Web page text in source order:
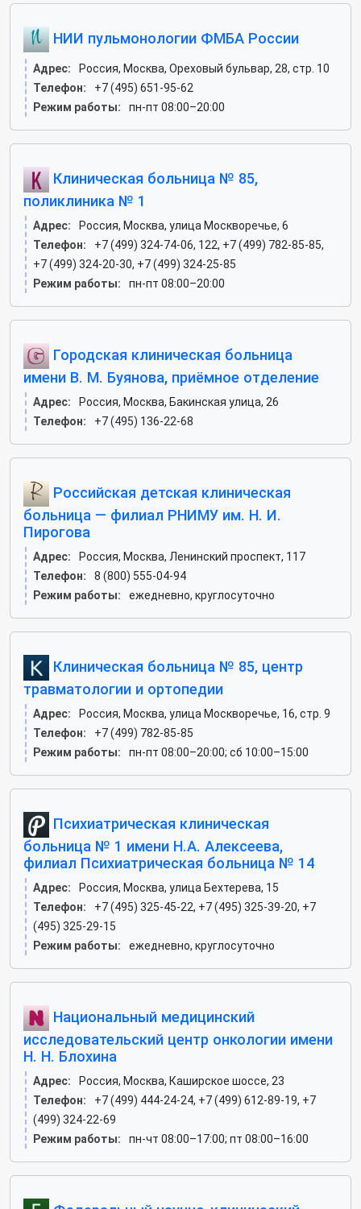
НИИ пульмонологии ФМБА России
Адрес:
Россия, Москва, Ореховый бульвар, 28, стр. 10
Телефон:
+7 (495) 651-95-62
Режим работы:
пн-пт 08:00–20:00
Клиническая больница № 85,
поликлиника № 1
Адрес:
Россия, Москва, улица Москворечье, 6
Телефон:
+7 (499) 324-74-06, 122, +7 (499) 782-85-85,
+7 (499) 324-20-30, +7 (499) 324-25-85
Режим работы:
пн-пт 08:00–20:00
Городская клиническая больница
имени В. М. Буянова, приёмное отделение
Адрес:
Россия, Москва, Бакинская улица, 26
Телефон:
+7 (495) 136-22-68
Российская детская клиническая
больница — филиал РНИМУ им. Н. И.
Пирогова
Адрес:
Россия, Москва, Ленинский проспект, 117
Телефон:
8 (800) 555-04-94
Режим работы:
ежедневно, круглосуточно
Клиническая больница № 85, центр
травматологии и ортопедии
Адрес:
Россия, Москва, улица Москворечье, 16, стр. 9
Телефон:
+7 (499) 782-85-85
Режим работы:
пн-пт 08:00–20:00; сб 10:00–15:00
Психиатрическая клиническая
больница № 1 имени Н.А. Алексеева,
филиал Психиатрическая больница № 14
Адрес:
Россия, Москва, улица Бехтерева, 15
Телефон:
+7 (495) 325-45-22, +7 (495) 325-39-20, +7
(495) 325-29-15
Режим работы:
ежедневно, круглосуточно
Национальный медицинский
исследовательский центр онкологии имени
Н. Н. Блохина
Адрес:
Россия, Москва, Каширское шоссе, 23
Телефон:
+7 (499) 444-24-24, +7 (499) 612-89-19, +7
(499) 324-22-69
Режим работы:
пн-чт 08:00–17:00; пт 08:00–16:00